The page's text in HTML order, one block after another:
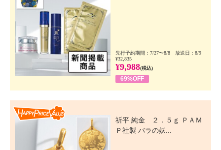
先行予約期間：7/27〜8/8 放送日：8/9
¥32,835
¥9,988(税込)
69%OFF
祈平 純金 ２．５ｇ ＰＡＭ
Ｐ社製 バラの妖...